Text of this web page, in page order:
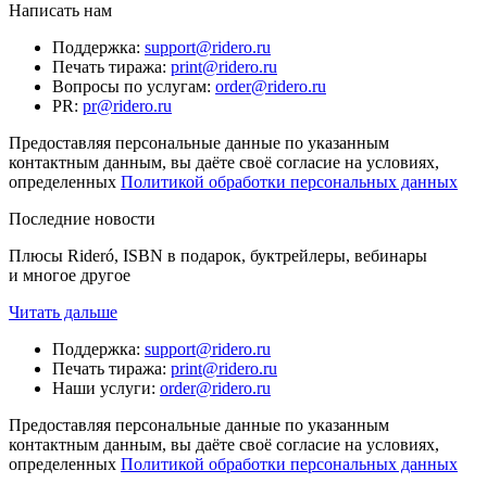
Написать нам
Поддержка: support@ridero.ru
Печать тиража: print@ridero.ru
Вопросы по услугам: order@ridero.ru
PR: pr@ridero.ru
Предоставляя персональные данные по указанным
контактным данным, вы даёте своё согласие на условиях,
определенных Политикой обработки персональных данных
Последние новости
Плюсы Rideró, ISBN в подарок, буктрейлеры, вебинары
и многое другое
Читать дальше
Поддержка: support@ridero.ru
Печать тиража: print@ridero.ru
Наши услуги: order@ridero.ru
Предоставляя персональные данные по указанным
контактным данным, вы даёте своё согласие на условиях,
определенных Политикой обработки персональных данных